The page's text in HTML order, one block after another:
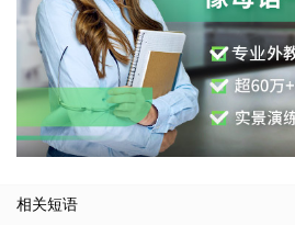
相关短语